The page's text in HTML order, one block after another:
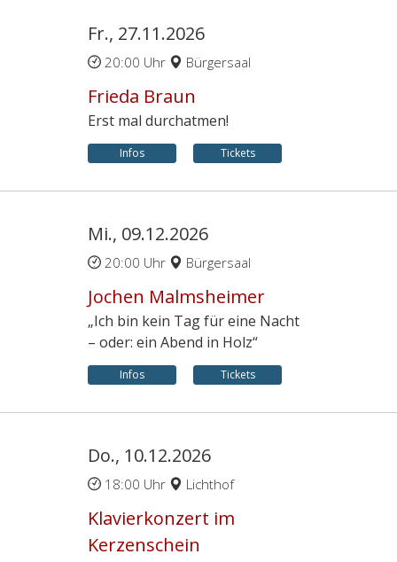
Fr., 27.11.2026
20:00 Uhr Bürgersaal
Frieda Braun
Erst mal durchatmen!
Infos Tickets
Mi., 09.12.2026
20:00 Uhr Bürgersaal
Jochen Malmsheimer
„Ich bin kein Tag für eine Nacht
– oder: ein Abend in Holz“
Infos Tickets
Do., 10.12.2026
18:00 Uhr Lichthof
Klavierkonzert im
Kerzenschein